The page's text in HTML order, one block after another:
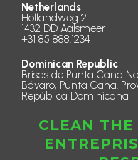
Netherlands
Hollandweg 2
1432 DD Aalsmeer
+31 85 888.1234
Dominican Republic
Brisas de Punta Cana
Bávaro, Punta Cana.
República Dominicana
CLEAN